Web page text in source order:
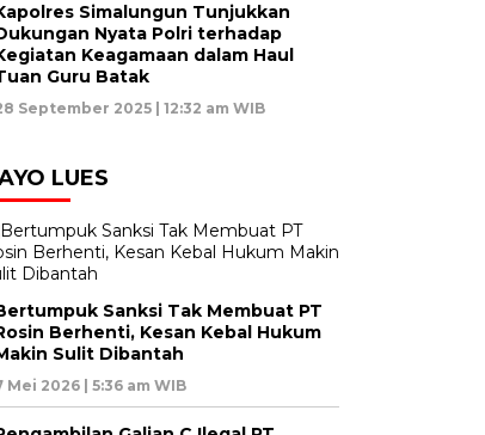
Simalungun Tunjukkan
Nyata Polri terhadap
Keagamaan dalam Haul
Guru Batak
September 2025 | 12:32 am WIB
LUES
Sanksi Tak Membuat PT
Berhenti, Kesan Kebal Hukum
Sulit Dibantah
Mei 2026 | 5:36 am WIB